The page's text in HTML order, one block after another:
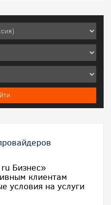
Бизнес»
клиентам
условия на услуги